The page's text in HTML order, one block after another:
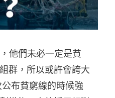
他們未必一定是貧
群，所以或許會誇大
布貧窮線的時候強